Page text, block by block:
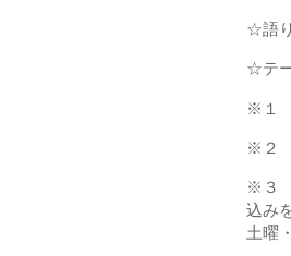
☆語
☆テ
※１
※２
※３
込み
土曜